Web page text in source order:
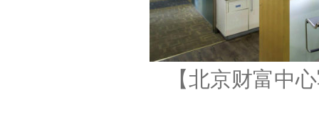
【北京财富中